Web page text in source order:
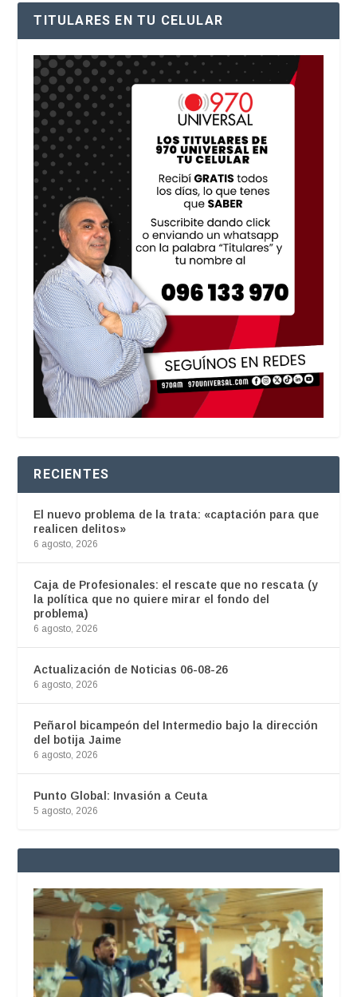
TITULARES EN TU CELULAR
RECIENTES
El nuevo problema de la trata: «captación para que
realicen delitos»
6 agosto, 2026
Caja de Profesionales: el rescate que no rescata (y
la política que no quiere mirar el fondo del
problema)
6 agosto, 2026
Actualización de Noticias 06-08-26
6 agosto, 2026
Peñarol bicampeón del Intermedio bajo la dirección
del botija Jaime
6 agosto, 2026
Punto Global: Invasión a Ceuta
5 agosto, 2026